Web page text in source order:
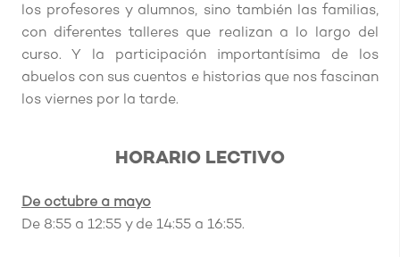
los profesores y alumnos, sino también las familias,
con diferentes talleres que realizan a lo largo del
curso. Y la participación importantísima de los
abuelos con sus cuentos e historias que nos fascinan
los viernes por la tarde.
HORARIO LECTIVO
De octubre a mayo
De 8:55 a 12:55 y de 14:55 a 16:55.